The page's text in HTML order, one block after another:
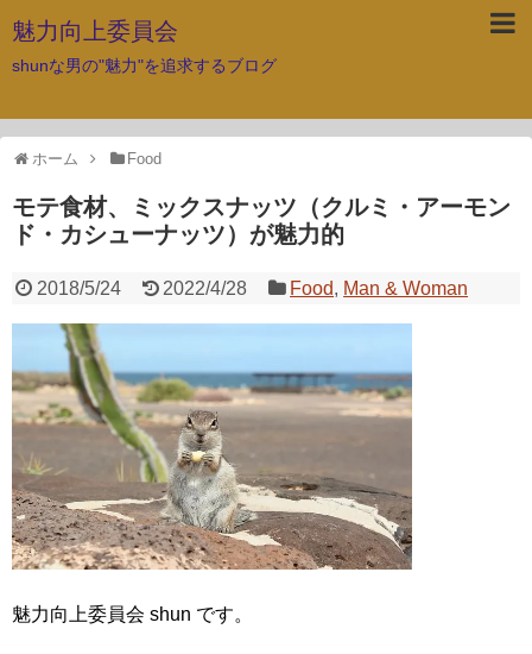
魅力向上委員会
shunな男の"魅力"を追求するブログ
ホーム Food
モテ食材、ミックスナッツ（クルミ・アーモン
ド・カシューナッツ）が魅力的
2018/5/24 2022/4/28 Food, Man & Woman
魅力向上委員会 shun です。